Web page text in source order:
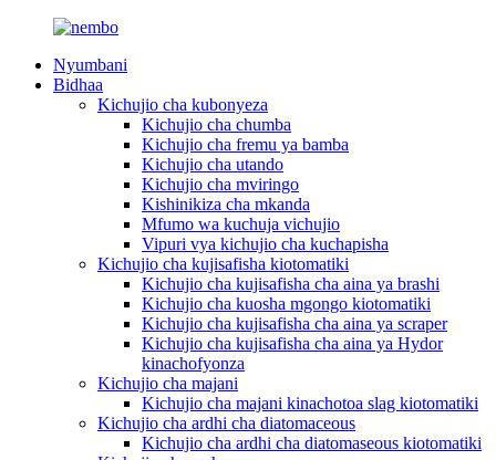
Nyumbani
Bidhaa
Kichujio cha kubonyeza
Kichujio cha chumba
Kichujio cha fremu ya bamba
Kichujio cha utando
Kichujio cha mviringo
Kishinikiza cha mkanda
Mfumo wa kuchuja vichujio
Vipuri vya kichujio cha kuchapisha
Kichujio cha kujisafisha kiotomatiki
Kichujio cha kujisafisha cha aina ya brashi
Kichujio cha kuosha mgongo kiotomatiki
Kichujio cha kujisafisha cha aina ya scraper
Kichujio cha kujisafisha cha aina ya Hydor
kinachofyonza
Kichujio cha majani
Kichujio cha majani kinachotoa slag kiotomatiki
Kichujio cha ardhi cha diatomaceous
Kichujio cha ardhi cha diatomaseous kiotomatiki